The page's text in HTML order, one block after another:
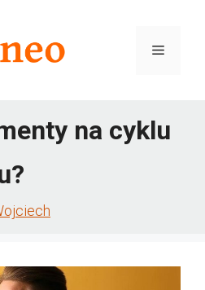
Menu
na cyklu